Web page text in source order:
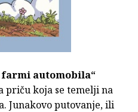
farmi automobila“
priču koja se temelji na
Junakovo putovanje, ili